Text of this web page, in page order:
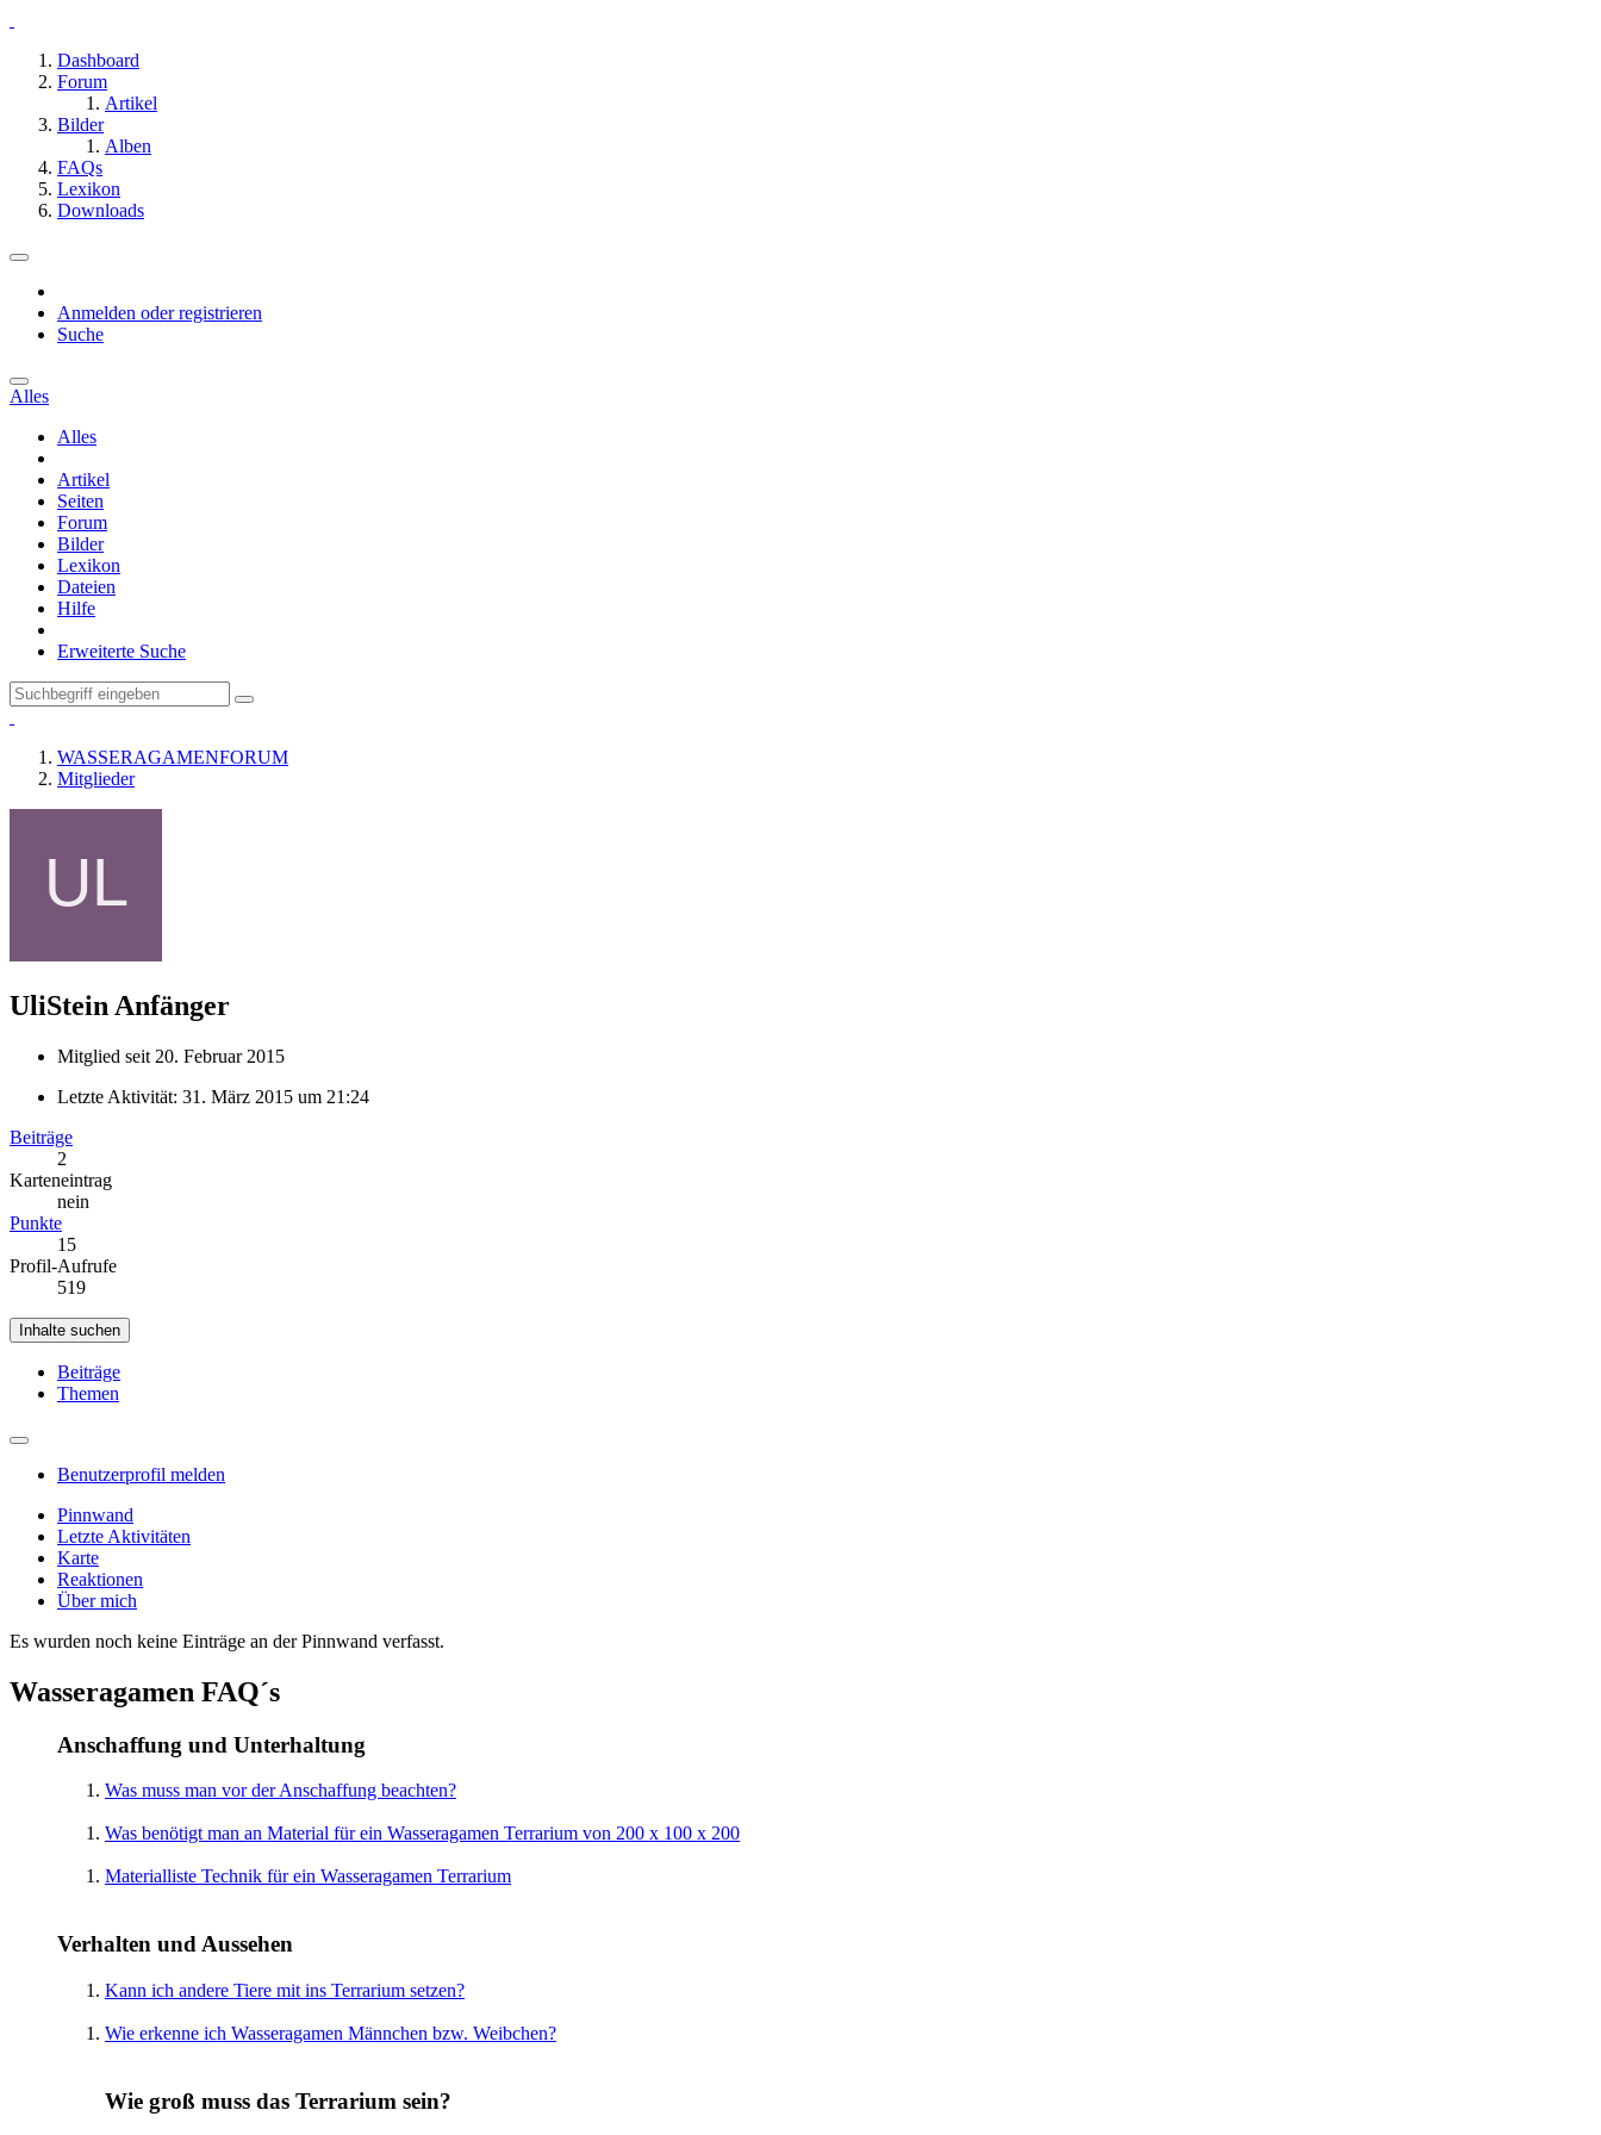
Dashboard
Forum
Artikel
Bilder
Alben
FAQs
Lexikon
Downloads
Anmelden oder registrieren
Suche
Alles
Alles
Artikel
Seiten
Forum
Bilder
Lexikon
Dateien
Hilfe
Erweiterte Suche
WASSERAGAMENFORUM
Mitglieder
UliStein Anfänger
Mitglied seit 20. Februar 2015
Letzte Aktivität: 31. März 2015 um 21:24
Beiträge
2
Karteneintrag
nein
Punkte
15
Profil-Aufrufe
519
Inhalte suchen
Beiträge
Themen
Benutzerprofil melden
Pinnwand
Letzte Aktivitäten
Karte
Reaktionen
Über mich
Es wurden noch keine Einträge an der Pinnwand verfasst.
Wasseragamen FAQ´s
Anschaffung und Unterhaltung
Was muss man vor der Anschaffung beachten?
Was benötigt man an Material für ein Wasseragamen Terrarium von 200 x 100 x 200
Materialliste Technik für ein Wasseragamen Terrarium
Verhalten und Aussehen
Kann ich andere Tiere mit ins Terrarium setzen?
Wie erkenne ich Wasseragamen Männchen bzw. Weibchen?
Wie groß muss das Terrarium sein?